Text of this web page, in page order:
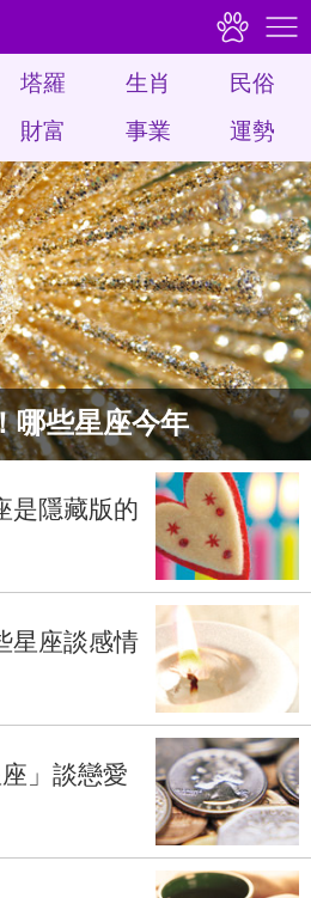
塔羅 生肖
民俗
財富 事業 運勢
哪些星座今年
是隱藏版的
星座談感情
」談戀愛